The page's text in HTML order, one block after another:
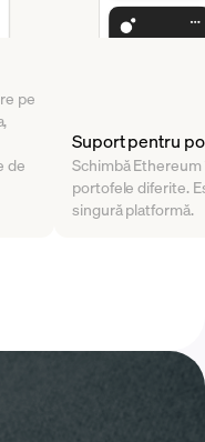
pe
de
Suport pentru
Schimbă
portofele diferite.
singură platformă.